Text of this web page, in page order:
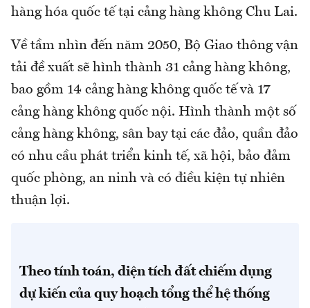
hàng hóa quốc tế tại cảng hàng không Chu Lai.
Về tầm nhìn đến năm 2050, Bộ Giao thông vận
tải đề xuất sẽ hình thành 31 cảng hàng không,
bao gồm 14 cảng hàng không quốc tế và 17
cảng hàng không quốc nội. Hình thành một số
cảng hàng không, sân bay tại các đảo, quần đảo
có nhu cầu phát triển kinh tế, xã hội, bảo đảm
quốc phòng, an ninh và có điều kiện tự nhiên
thuận lợi.
Theo tính toán, diện tích đất chiếm dụng
dự kiến của quy hoạch tổng thể hệ thống